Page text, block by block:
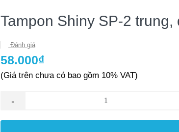
Tampon Shiny SP-2 trung,
Đánh giá
58.000₫
(Giá trên chưa có bao gồm 10% VAT)
-